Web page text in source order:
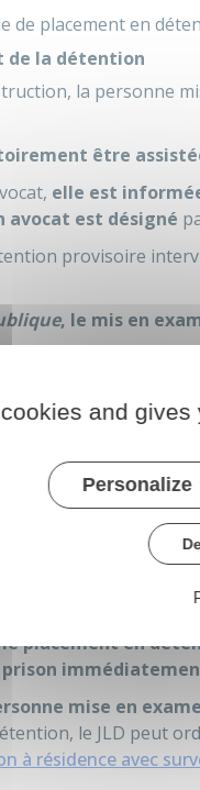
de placement en
de la détention
la personne
être
elle est
avocat est désigné
provisoire
, le mis en
DEMANDER UN DÉLAI
jours ouvrables. Une
placement en
mise en
le JLD peut
à résidence avec
and
Personalize